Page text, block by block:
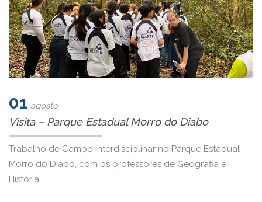
01 agosto
Visita – Parque Estadual Morro do Diabo
Trabalho de Campo Interdisciplinar no Parque Estadual
Morro do Diabo, com os professores de Geografia e
História.